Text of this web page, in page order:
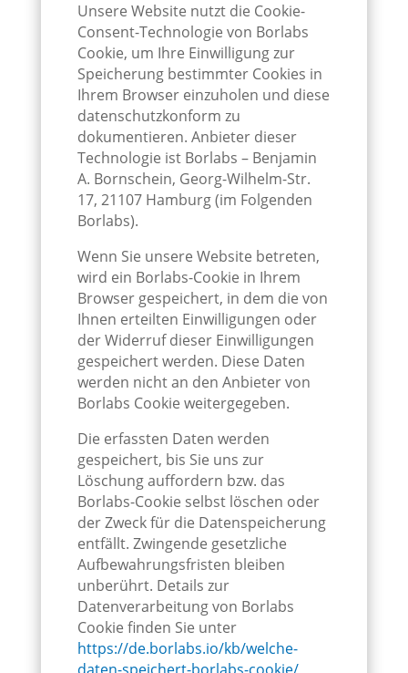
Unsere Website nutzt die Cookie-
Consent-Technologie von Borlabs
Cookie, um Ihre Einwilligung zur
Speicherung bestimmter Cookies in
Ihrem Browser einzuholen und diese
datenschutzkonform zu
dokumentieren. Anbieter dieser
Technologie ist Borlabs – Benjamin
A. Bornschein, Georg-Wilhelm-Str.
17, 21107 Hamburg (im Folgenden
Borlabs).
Wenn Sie unsere Website betreten,
wird ein Borlabs-Cookie in Ihrem
Browser gespeichert, in dem die von
Ihnen erteilten Einwilligungen oder
der Widerruf dieser Einwilligungen
gespeichert werden. Diese Daten
werden nicht an den Anbieter von
Borlabs Cookie weitergegeben.
Die erfassten Daten werden
gespeichert, bis Sie uns zur
Löschung auffordern bzw. das
Borlabs-Cookie selbst löschen oder
der Zweck für die Datenspeicherung
entfällt. Zwingende gesetzliche
Aufbewahrungsfristen bleiben
unberührt. Details zur
Datenverarbeitung von Borlabs
Cookie finden Sie unter
https://de.borlabs.io/kb/welche-